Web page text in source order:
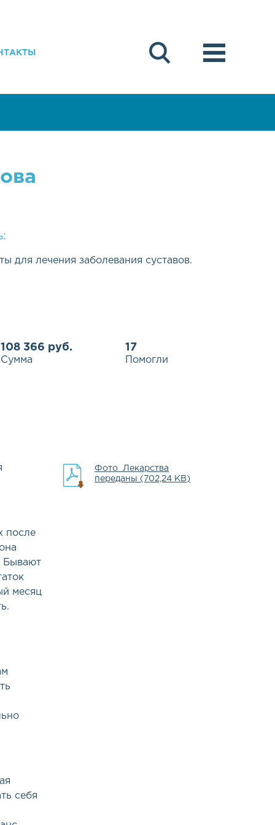
для лечения заболевания суставов.
108 366 руб.
Сумма
17
Помогли
после
Бывают
месяц
себя
Фото_Лекарства
переданы (702,24 KB)